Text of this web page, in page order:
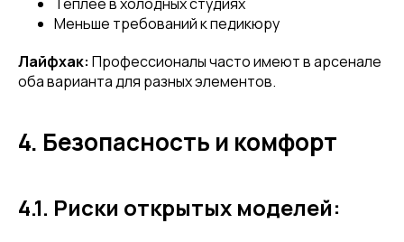
Меньше требований к педикюру
Лайфхак: Профессионалы часто имеют в арсенале
оба варианта для разных элементов.
4. Безопасность и комфорт
4.1. Риски открытых моделей: